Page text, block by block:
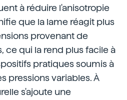
à réduire l'anisotropie
que la lame réagit plus
provenant de
ce qui la rend plus facile à
pratiques soumis à
pressions variables. À
s'ajoute une